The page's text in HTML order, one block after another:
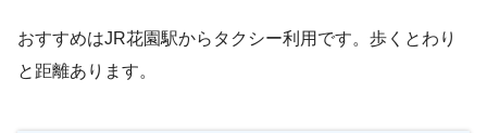
おすすめはJR花園駅からタクシー利用です。歩くとわり
と距離あります。